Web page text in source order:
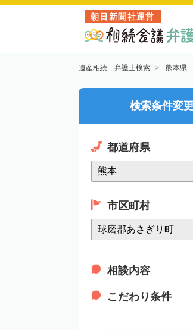
朝日新聞社運営
遺産相続 弁護士検索 熊本県
検索条件変
都道府県
市区町村
相談内容
こだわり条件